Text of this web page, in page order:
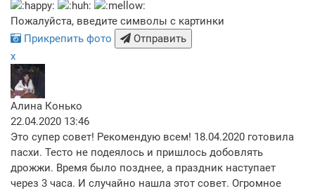
Пожалуйста, введите символы с картинки
Прикрепить фото
Отправить
x
Алина Конько
22.04.2020 13:46
Это супер совет! Рекомендую всем! 18.04.2020 готовила
пасхи. Тесто не подеялось и пришлось добовлять
дрожжи. Время было позднее, а праздник наступает
через 3 часа. И случайно нашла этот совет. Огромное